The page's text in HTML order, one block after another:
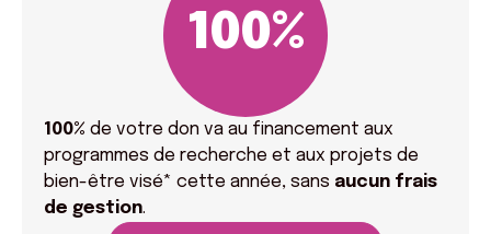
100%
100% de votre don va au financement aux
programmes de recherche et aux projets de
bien-être visé* cette année, sans aucun frais
de gestion.